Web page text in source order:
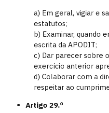
a) Em geral, vigiar e
estatutos;
b) Examinar, quando
escrita da APODIT;
c) Dar parecer sobre
exercício anterior
d) Colaborar com a
respeitar ao
Artigo 29.º